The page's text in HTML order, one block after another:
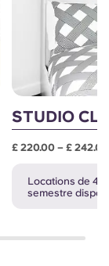
STUDIO
£ 220.00 – £
Locations de 44
semestre